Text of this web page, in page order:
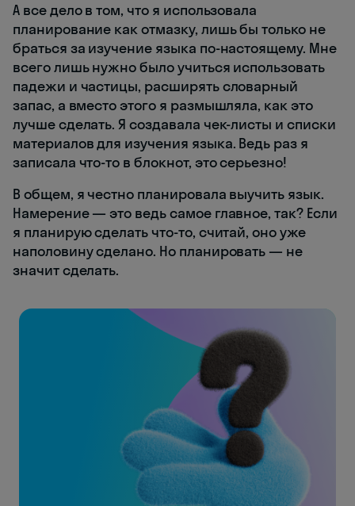
А все дело в том, что я использовала
планирование как отмазку, лишь бы только не
браться за изучение языка по-настоящему. Мне
всего лишь нужно было учиться использовать
падежи и частицы, расширять словарный
запас, а вместо этого я размышляла, как это
лучше сделать. Я создавала чек-листы и списки
материалов для изучения языка. Ведь раз я
записала что-то в блокнот, это серьезно!
В общем, я честно планировала выучить язык.
Намерение — это ведь самое главное, так? Если
я планирую сделать что-то, считай, оно уже
наполовину сделано. Но планировать — не
значит сделать.